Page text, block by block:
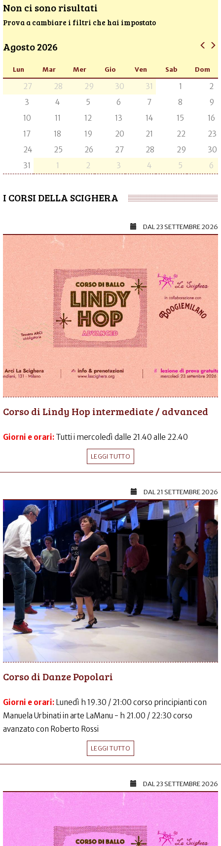
Non ci sono risultati
Prova a cambiare i filtri che hai impostato
Agosto 2026
Lun Mar Mer Gio Ven Sab Dom
27 28 29 30 31 1
2
3
4 5 6 7 8
9
10
11 12 13 14 15
16
17
18 19 20 21 22
23
24
25 26 27 28 29
30
31
1 2 3 4 5 6
I CORSI DELLA SCIGHERA
DAL23 SETTEMBRE 2026
Corso di Lindy Hop intermediate / advanced
Giorni e orari: Tutti i mercoledì dalle 21.40 alle 22.40
LEGGI TUTTO
DAL21 SETTEMBRE 2026
Corso di Danze Popolari
Giorni e orari: Lunedì h 19.30 / 21:00 corso principianti con
Manuela Urbinati in arte LaManu - h 21.00 / 22:30 corso
avanzato con Roberto Rossi
LEGGI TUTTO
DAL23 SETTEMBRE 2026